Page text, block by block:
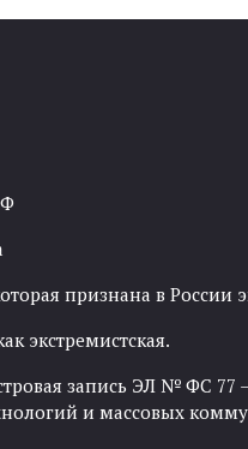
признана в России
экстремистская.
запись ЭЛ № ФС 77
и массовых